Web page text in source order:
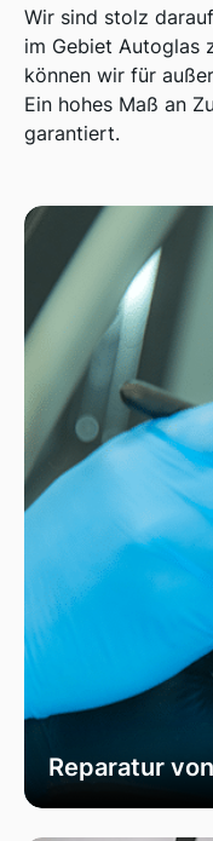
Wir sind stolz
im Gebiet Autoglas
können wir für
Ein hohes Maß an
garantiert.
Reparatur